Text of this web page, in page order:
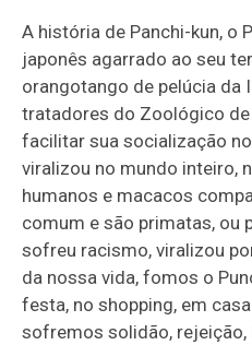
A história de Panchi-kun, o
japonês agarrado ao seu
orangotango de pelúcia da
tratadores do Zoológico de
facilitar sua socialização
viralizou no mundo inteiro,
humanos e macacos
comum e são primatas, ou
sofreu racismo, viralizou
da nossa vida, fomos o
festa, no shopping, em
sofremos solidão, rejeição,